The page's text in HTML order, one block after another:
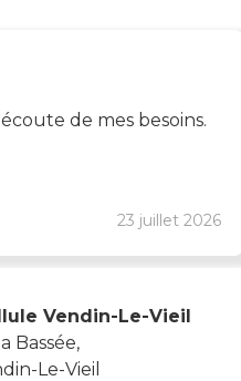
23 juillet 2026
de mes besoins.
Vendin-Le-Vieil
Bassée,
Le-Vieil